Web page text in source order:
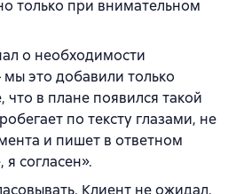
только при внимательном
о необходимости
мы это добавили только
что в плане появился такой
по тексту глазами, не
и пишет в ответном
согласен».
Клиент не ожидал,